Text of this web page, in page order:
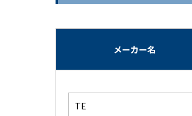
メーカー名